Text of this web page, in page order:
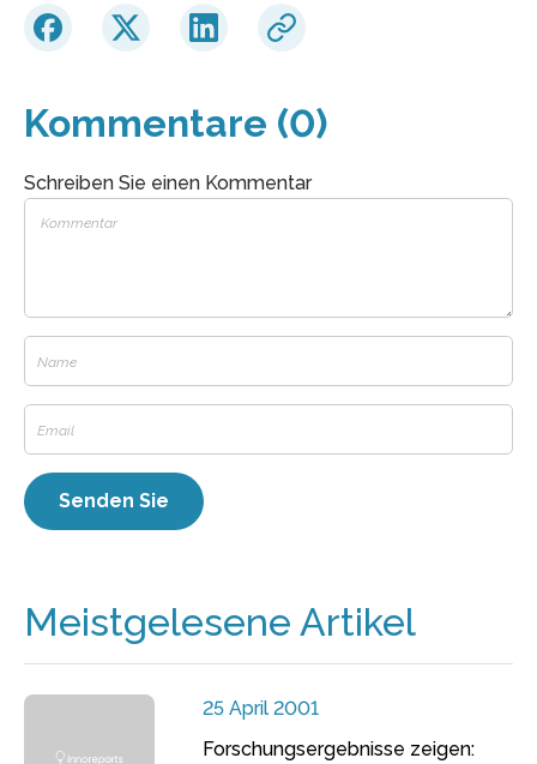
Kommentare (0)
Schreiben Sie einen Kommentar
Meistgelesene Artikel
25 April 2001
Forschungsergebnisse zeigen: